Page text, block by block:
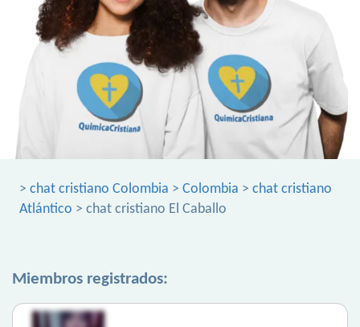
> chat cristiano Colombia > Colombia > chat cristiano
Atlántico > chat cristiano El Caballo
Miembros registrados: